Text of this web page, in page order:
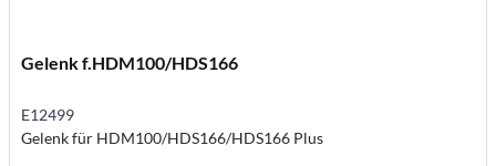
Gelenk f.HDM100/HDS166
E12499
Gelenk für HDM100/HDS166/HDS166 Plus